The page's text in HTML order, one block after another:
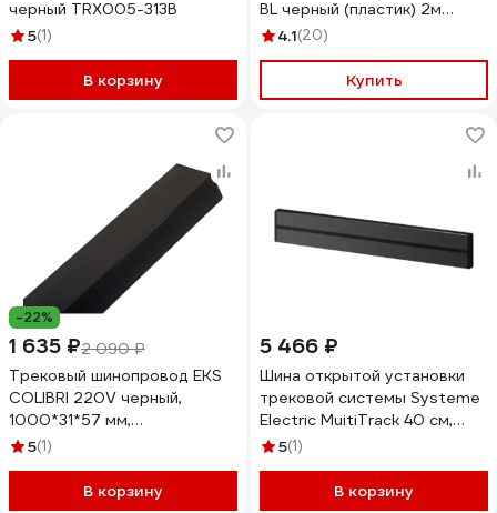
черный TRX005-313B
5(1)
В корзину
BL черный (пластик) 2м
5052031
4.1(20)
Купить
-22%
1 635 ₽2 090 ₽
Трековый шинопровод EKS
COLIBRI 220V черный,
1000*31*57 мм,
0У-00001340
5(1)
В корзину
5 466 ₽
Шина открытой установки
трековой системы Systeme
Electric MuitiTrack 40 см,
Антрацит MTK10004B
5(1)
В корзину